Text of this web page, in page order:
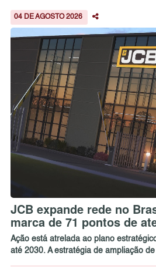
04 DE AGOSTO 2026
JCB expande rede no
marca de 71 pontos de
Ação está atrelada ao plano
até 2030. A estratégia de ampliação